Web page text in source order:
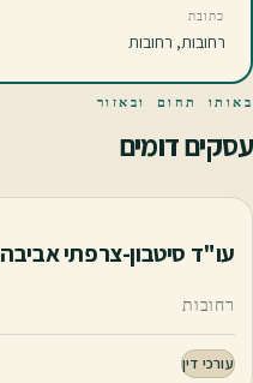
כתובת
רחובות, רחובות
באותו תחום ובאזור
עסקים דומים
עו"ד סיטבון-צרפתי אביבה
רחובות
עורכי דין